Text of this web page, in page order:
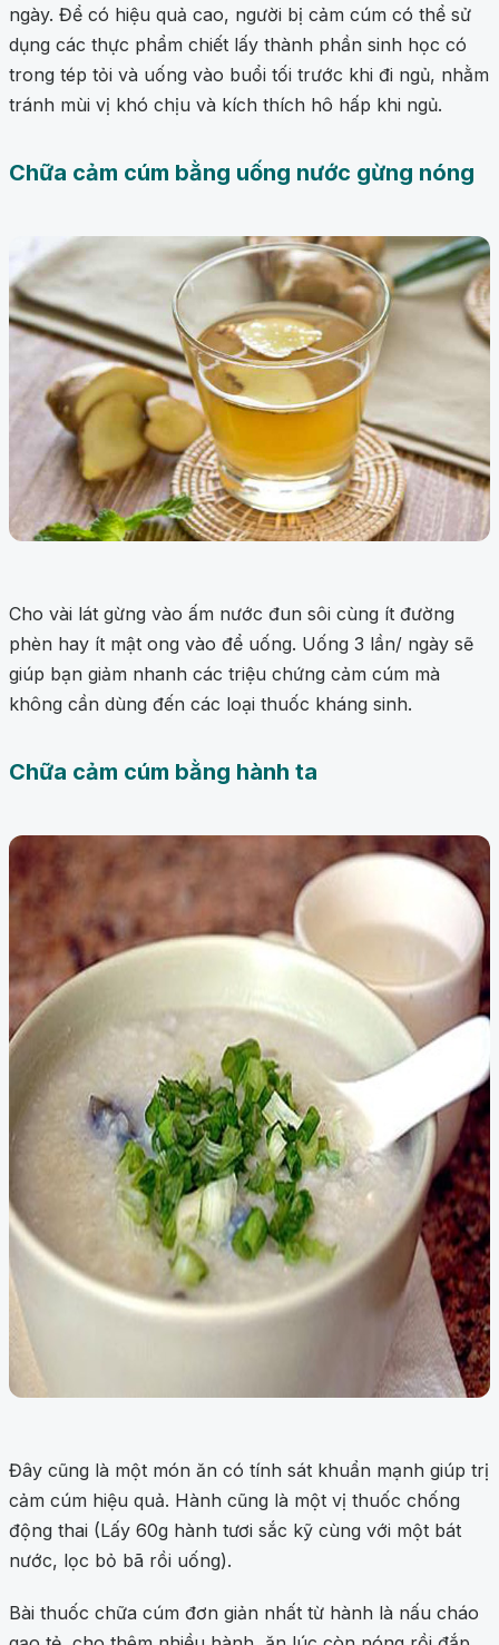
ngày. Để có hiệu quả cao, người bị cảm cúm có thể sử
dụng các thực phẩm chiết lấy thành phần sinh học có
trong tép tỏi và uống vào buổi tối trước khi đi ngủ, nhằm
tránh mùi vị khó chịu và kích thích hô hấp khi ngủ.
Chữa cảm cúm bằng uống nước gừng nóng
Cho vài lát gừng vào ấm nước đun sôi cùng ít đường
phèn hay ít mật ong vào để uống. Uống 3 lần/ ngày sẽ
giúp bạn giảm nhanh các triệu chứng cảm cúm mà
không cần dùng đến các loại thuốc kháng sinh.
Chữa cảm cúm bằng hành ta
Đây cũng là một món ăn có tính sát khuẩn mạnh giúp trị
cảm cúm hiệu quả. Hành cũng là một vị thuốc chống
động thai (Lấy 60g hành tươi sắc kỹ cùng với một bát
nước, lọc bỏ bã rồi uống).
Bài thuốc chữa cúm đơn giản nhất từ hành là nấu cháo